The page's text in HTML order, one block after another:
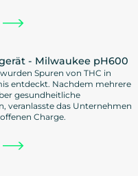
- Milwaukee pH600
Spuren von THC in
entdeckt. Nachdem mehrere
gesundheitliche
veranlasste das Unternehmen
Charge.